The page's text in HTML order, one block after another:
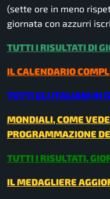
(sette ore in meno
giornata con azzurri
TUTTI I RISULTATI DI
IL CALENDARIO
TUTTI GLI ITALIANI IN
MONDIALI, COME
PROGRAMMAZIONE
TUTTI I RISULTATI,
IL MEDAGLIERE